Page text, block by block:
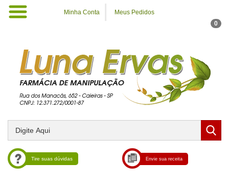
Minha Conta
Meus Pedidos
0
Tire suas dúvidas Envie sua receita